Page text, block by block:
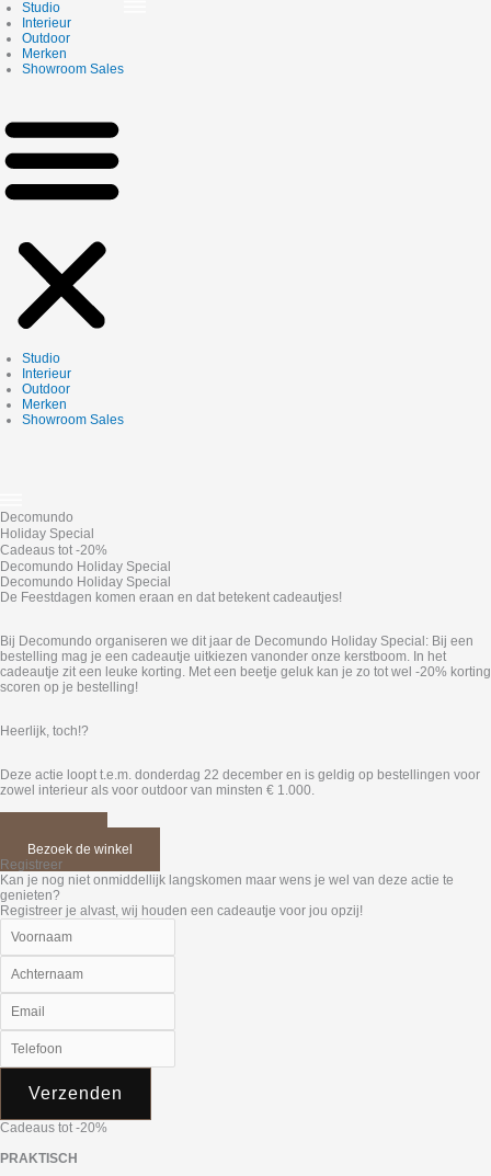
Skip
to
content
Studio
Interieur
Outdoor
Merken
Showroom Sales
Studio
Interieur
Outdoor
Merken
Showroom Sales
Decomundo
Holiday Special
Cadeaus tot -20%
Decomundo Holiday Special
Decomundo Holiday Special
De Feestdagen komen eraan en dat betekent cadeautjes!
Bij Decomundo organiseren we dit jaar de Decomundo Holiday Special: Bij een
bestelling mag je een cadeautje uitkiezen vanonder onze kerstboom. In het
cadeautje zit een leuke korting. Met een beetje geluk kan je zo tot wel -20% korting
scoren op je bestelling!
Heerlijk, toch!?
Deze actie loopt t.e.m. donderdag 22 december en is geldig op bestellingen voor
zowel interieur als voor outdoor van minsten € 1.000.
Bezoek de winkel
Registreer
Kan je nog niet onmiddellijk langskomen maar wens je wel van deze actie te
genieten?
Registreer je alvast, wij houden een cadeautje voor jou opzij!
Verzenden
Cadeaus tot -20%
PRAKTISCH